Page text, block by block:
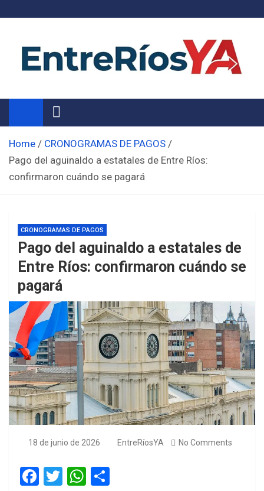
Noticias de Entre Ríos
Información de toda la provincia ahora
Home
CRONOGRAMAS DE PAGOS
Pago del aguinaldo a estatales de Entre Ríos:
confirmaron cuándo se pagará
CRONOGRAMAS DE PAGOS
Pago del aguinaldo a estatales de
Entre Ríos: confirmaron cuándo se
pagará
18 de junio de 2026 EntreRíosYA No Comments
F
T
W